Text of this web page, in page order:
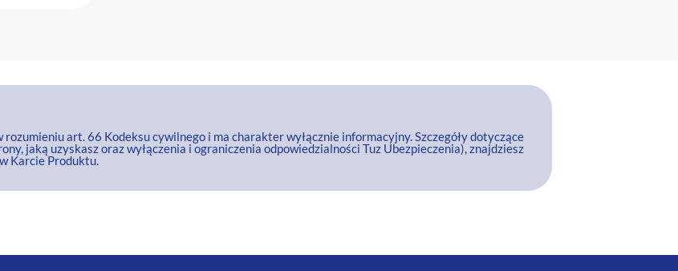
art. 66 Kodeksu cywilnego i ma charakter wyłącznie informacyjny. Szczegóły dotyczące
jaką uzyskasz oraz wyłączenia i ograniczenia odpowiedzialności Tuz Ubezpieczenia), znajdziesz
Karcie Produktu.